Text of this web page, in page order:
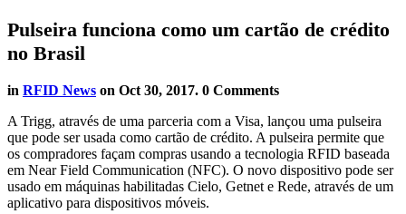
Pulseira funciona como um cartão de crédito
no Brasil
in RFID News on Oct 30, 2017. 0 Comments
A Trigg, através de uma parceria com a Visa, lançou uma pulseira
que pode ser usada como cartão de crédito. A pulseira permite que
os compradores façam compras usando a tecnologia RFID baseada
em Near Field Communication (NFC). O novo dispositivo pode ser
usado em máquinas habilitadas Cielo, Getnet e Rede, através de um
aplicativo para dispositivos móveis.